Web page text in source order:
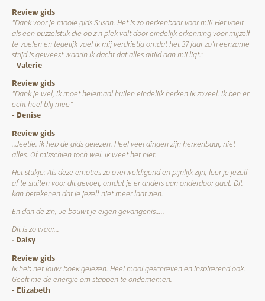
Review gids
"Dank voor je mooie gids Susan. Het is zo herkenbaar voor mij! Het voelt
als een puzzelstuk die op z'n plek valt door eindelijk erkenning voor mijzelf
te voelen en tegelijk voel ik mij verdrietig omdat het 37 jaar zo'n eenzame
strijd is geweest waarin ik dacht dat alles altijd aan mij ligt."
- Valerie
Review gids
"Dank je wel, ik moet helemaal huilen eindelijk herken ik zoveel. Ik ben er
echt heel blij mee"
- Denise
Review gids
..Jeetje. ik heb de gids gelezen. Heel veel dingen zijn herkenbaar, niet
alles. Of misschien toch wel. Ik weet het niet.
Het stukje: Als deze emoties zo overweldigend en pijnlijk zijn, leer je jezelf
af te sluiten voor dit gevoel, omdat je er anders aan onderdoor gaat. Dit
kan betekenen dat je jezelf niet meer laat zien.
En dan de zin, Je bouwt je eigen gevangenis.....
Dit is zo waar...
- Daisy
Review gids
Ik heb net jouw boek gelezen. Heel mooi geschreven en inspirerend ook.
Geeft me de energie om stappen te ondernemen.
- Elizabeth